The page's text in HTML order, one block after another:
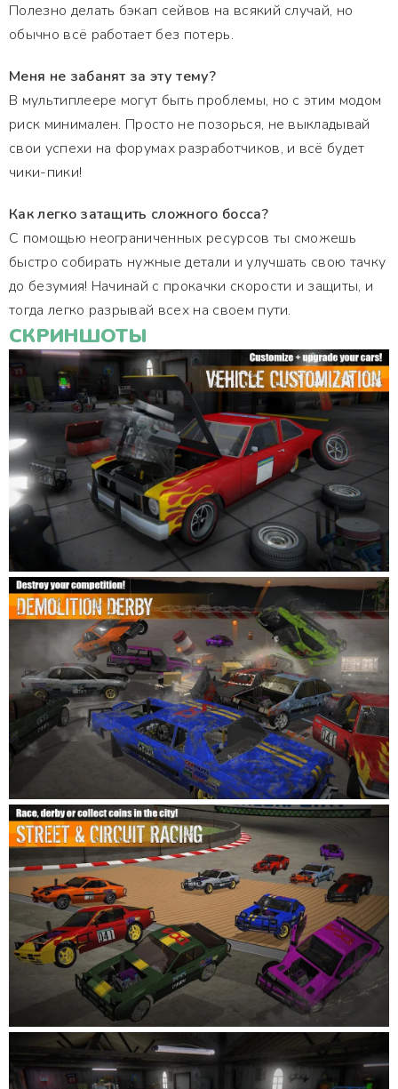
Полезно делать бэкап сейвов на всякий случай, но
обычно всё работает без потерь.
Меня не забанят за эту тему?
В мультиплеере могут быть проблемы, но с этим модом
риск минимален. Просто не позорься, не выкладывай
свои успехи на форумах разработчиков, и всё будет
чики-пики!
Как легко затащить сложного босса?
С помощью неограниченных ресурсов ты сможешь
быстро собирать нужные детали и улучшать свою тачку
до безумия! Начинай с прокачки скорости и защиты, и
тогда легко разрывай всех на своем пути.
СКРИНШОТЫ